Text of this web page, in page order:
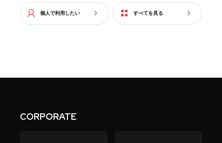
個人で利用したい すべてを見る
CORPORATE